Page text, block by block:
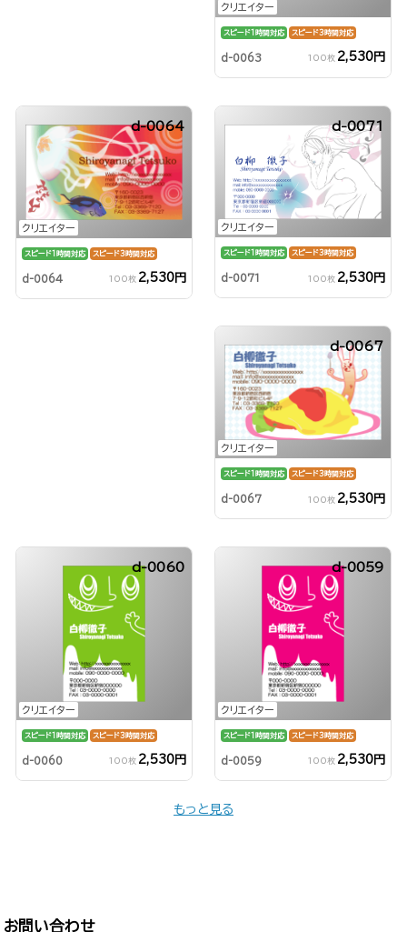
クリエイター
スピード1時間対応 スピード3時間対応
d-0063 100枚 2,530円
クリエイター
d-0064
スピード1時間対応 スピード3時間対応
d-0064 100枚 2,530円
クリエイター
d-0071
スピード1時間対応 スピード3時間対応
d-0071 100枚 2,530円
クリエイター
d-0067
スピード1時間対応 スピード3時間対応
d-0067 100枚 2,530円
クリエイター
d-0060
スピード1時間対応 スピード3時間対応
d-0060 100枚 2,530円
クリエイター
d-0059
スピード1時間対応 スピード3時間対応
d-0059 100枚 2,530円
もっと見る
お問い合わせ